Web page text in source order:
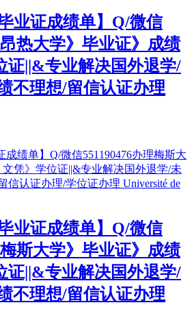
业证成绩单】Q/微信
热大学》毕业证》成绩
证||&专业解决国外退学/
不理想/留信认证办理
业证成绩单】Q/微信
斯大学》毕业证》成绩
证||&专业解决国外退学/
不理想/留信认证办理